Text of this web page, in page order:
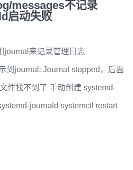
messages不记录
启动失败
journal来记录管理日志
到journal: Journal stopped，后面
件找不到了 手动创建 systemd-
journald systemctl restart